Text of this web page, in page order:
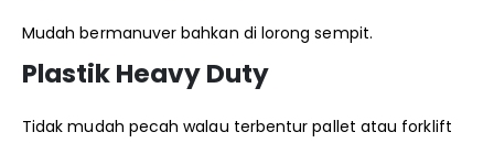
Mudah bermanuver bahkan di lorong sempit.
Plastik Heavy Duty
Tidak mudah pecah walau terbentur pallet atau forklift